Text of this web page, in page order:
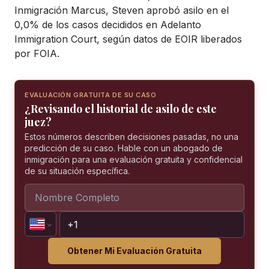
Inmigración Marcus, Steven aprobó asilo en el
0,0% de los casos decididos en Adelanto
Immigration Court, según datos de EOIR liberados
por FOIA.
EVALUACIÓN GRATUITA DE SU CASO
¿Revisando el historial de asilo de este
juez?
Estos números describen decisiones pasadas, no una
predicción de su caso. Hable con un abogado de
inmigración para una evaluación gratuita y confidencial
de su situación específica.
Obtener Mi Evaluación Gratuita